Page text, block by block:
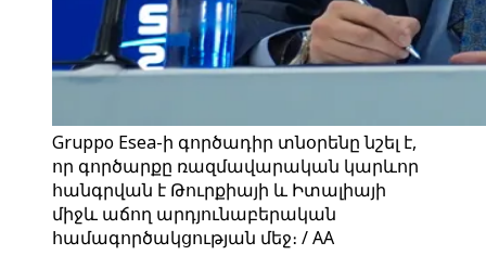
Gruppo Esea-ի գործադիր տնօրենը նշել է,
որ գործարքը ռազմավարական կարևոր
հանգրվան է Թուրքիայի և Իտալիայի
միջև աճող արդյունաբերական
համագործակցության մեջ։ / AA